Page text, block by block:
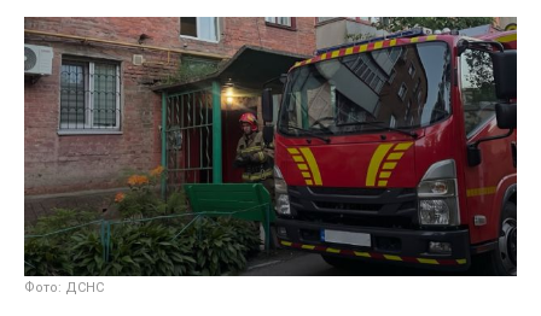
Фото: ДСНС